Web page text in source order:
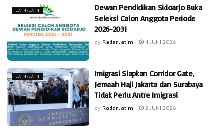
LAIN-LAIN
Dewan Pendidikan Sidoarjo Buka
Seleksi Calon Anggota Periode
2026-2031
by Radar Jatim 4 JUNI 2026
LAIN-LAIN
Imigrasi Siapkan Corridor Gate,
Jemaah Haji Jakarta dan Surabaya
Tidak Perlu Antre Imigrasi
by Radar Jatim 2 JUNI 2026